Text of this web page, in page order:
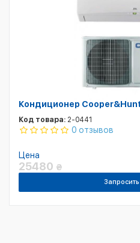
Кондиционер
Код товара: 2-0441
0 отзывов
Цена
25480 ₴